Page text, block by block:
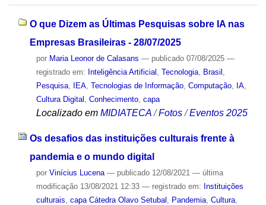
O que Dizem as Últimas Pesquisas sobre IA nas
Empresas Brasileiras - 28/07/2025
por Maria Leonor de Calasans — publicado07/08/2025 —
registrado em: Inteligência Artificial Tecnologia, Brasil
Pesquisa, IEA, Tecnologias de Informação, Computação, IA,
Cultura Digital
Conhecimento, capa
Localizado em MIDIATECA /Fotos /Eventos 2025
Os desafios das instituições culturais frente à
pandemia e o mundo digital
por Vinícius Lucena — publicado12/08/2021 — última
modificação13/08/2021 12:33 — registrado em: Instituições
culturais capa Cátedra Olavo Setubal Pandemia, Cultura,